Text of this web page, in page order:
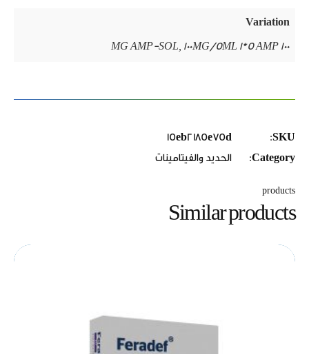
Variation
100 MG AMP-SOL, 100MG/5ML 1*5 AMP
SKU:
15eb2185e75d
Category:
الحديد والفيتامينات
products
Similar products